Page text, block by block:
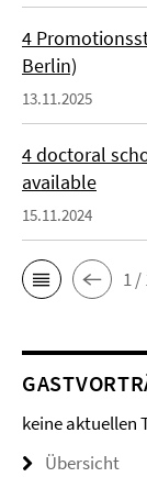
4
Berlin)
13.11.2025
4 doctoral
available
15.11.2024
1 /
keine aktuellen
Übersicht